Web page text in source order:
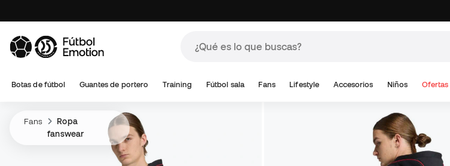
Botas de fútbol Guantes de portero Training Fútbol sala Fans Lifestyle Accesorios Niños Ofertas
Fans
Ropa
fanswear